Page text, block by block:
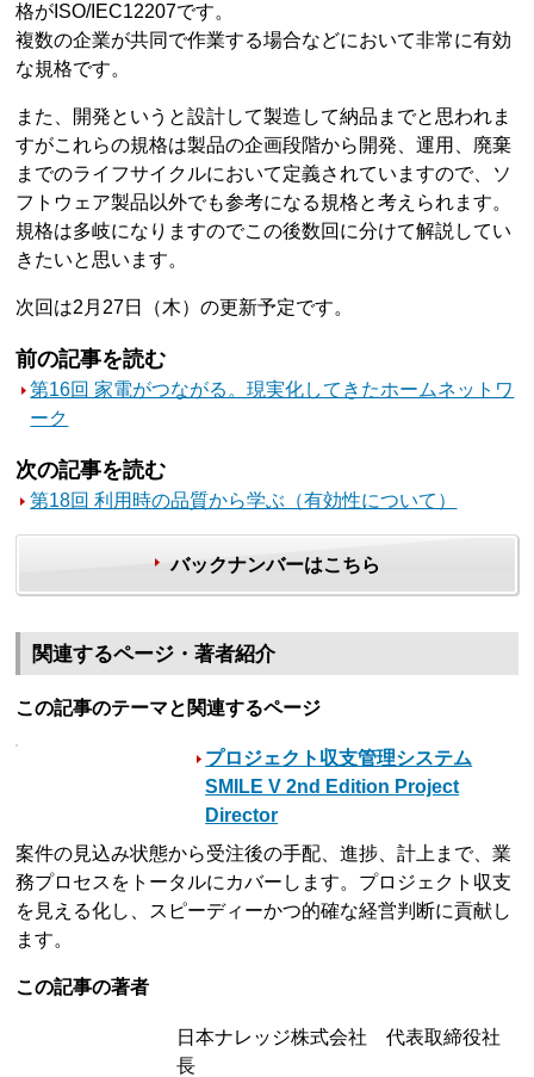
格がISO/IEC12207です。
複数の企業が共同で作業する場合などにおいて非常に有効
な規格です。
また、開発というと設計して製造して納品までと思われま
すがこれらの規格は製品の企画段階から開発、運用、廃棄
までのライフサイクルにおいて定義されていますので、ソ
フトウェア製品以外でも参考になる規格と考えられます。
規格は多岐になりますのでこの後数回に分けて解説してい
きたいと思います。
次回は2月27日（木）の更新予定です。
前の記事を読む
第16回 家電がつながる。現実化してきたホームネットワ
ーク
次の記事を読む
第18回 利用時の品質から学ぶ（有効性について）
バックナンバーはこちら
関連するページ・著者紹介
この記事のテーマと関連するページ
プロジェクト収支管理システム
SMILE V 2nd Edition Project
Director
案件の見込み状態から受注後の手配、進捗、計上まで、業
務プロセスをトータルにカバーします。プロジェクト収支
を見える化し、スピーディーかつ的確な経営判断に貢献し
ます。
この記事の著者
日本ナレッジ株式会社 代表取締役社
長